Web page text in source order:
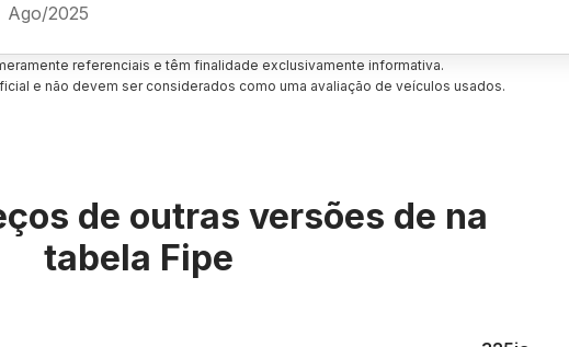
Ago/2025
referenciais e têm finalidade exclusivamente informativa.
e não devem ser considerados como uma avaliação de veículos usados.
de outras versões de na
tabela Fipe